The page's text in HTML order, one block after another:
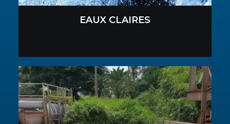
EAUX CLAIRES